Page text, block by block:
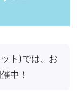
ト)では、お
中！